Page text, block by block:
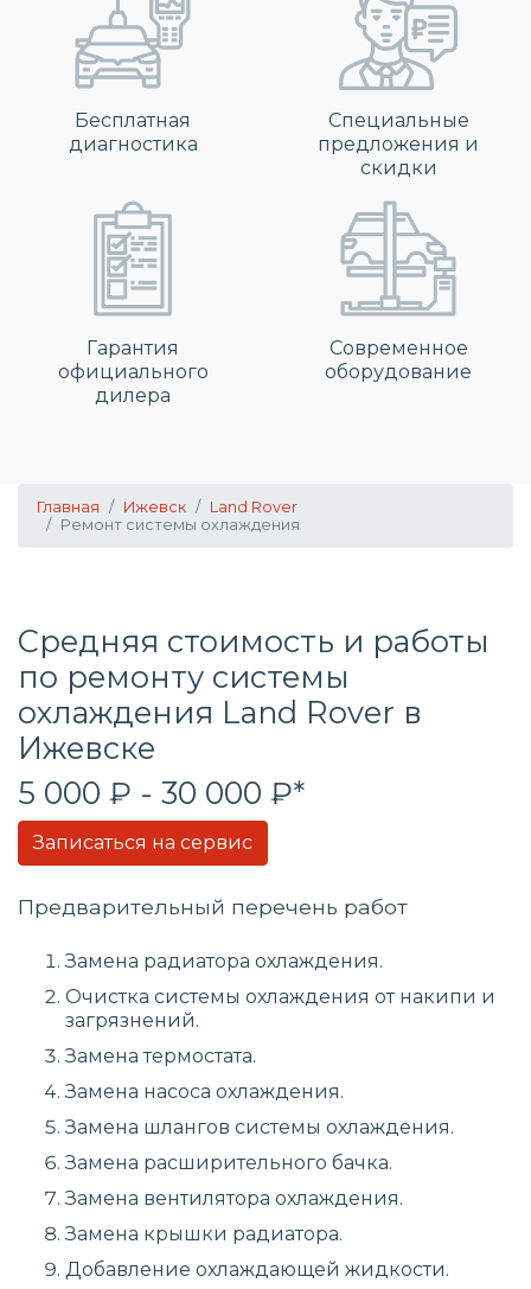
Бесплатная
диагностика
Специальные
предложения и
скидки
Гарантия
официального
дилера
Современное
оборудование
Главная Ижевск
Land Rover
Ремонт системы охлаждения
Средняя стоимость и работы
по ремонту системы
охлаждения Land Rover в
Ижевске
5 000 ₽ - 30 000 ₽*
Записаться на сервис
Предварительный перечень работ
Замена радиатора охлаждения.
Очистка системы охлаждения от накипи и
загрязнений.
Замена термостата.
Замена насоса охлаждения.
Замена шлангов системы охлаждения.
Замена расширительного бачка.
Замена вентилятора охлаждения.
Замена крышки радиатора.
Добавление охлаждающей жидкости.